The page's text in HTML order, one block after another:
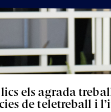
els agrada
de teletreball i